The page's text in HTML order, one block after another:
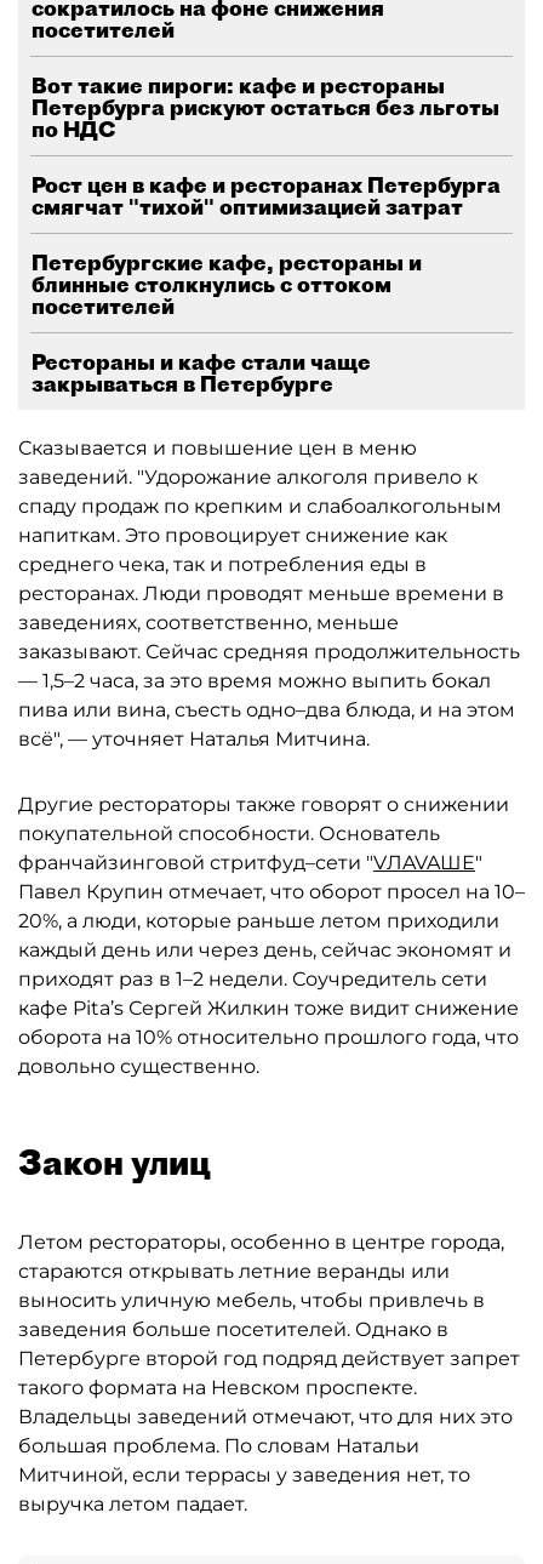
сократилось на фоне снижения
посетителей
Вот такие пироги: кафе и рестораны
Петербурга рискуют остаться без льготы
по НДС
Рост цен в кафе и ресторанах Петербурга
смягчат "тихой" оптимизацией затрат
Петербургские кафе, рестораны и
блинные столкнулись с оттоком
посетителей
Рестораны и кафе стали чаще
закрываться в Петербурге
Сказывается и повышение цен в меню
заведений. "Удорожание алкоголя привело к
спаду продаж по крепким и слабоалкогольным
напиткам. Это провоцирует снижение как
среднего чека, так и потребления еды в
ресторанах. Люди проводят меньше времени в
заведениях, соответственно, меньше
заказывают. Сейчас средняя продолжительность
— 1,5–2 часа, за это время можно выпить бокал
пива или вина, съесть одно–два блюда, и на этом
всё", — уточняет Наталья Митчина.
Другие рестораторы также говорят о снижении
покупательной способности. Основатель
франчайзинговой стритфуд–сети "VЛAVAШЕ"
Павел Крупин отмечает, что оборот просел на 10–
20%, а люди, которые раньше летом приходили
каждый день или через день, сейчас экономят и
приходят раз в 1–2 недели. Соучредитель сети
кафе Pita’s Сергей Жилкин тоже видит снижение
оборота на 10% относительно прошлого года, что
довольно существенно.
Закон улиц
Летом рестораторы, особенно в центре города,
стараются открывать летние веранды или
выносить уличную мебель, чтобы привлечь в
заведения больше посетителей. Однако в
Петербурге второй год подряд действует запрет
такого формата на Невском проспекте.
Владельцы заведений отмечают, что для них это
большая проблема. По словам Натальи
Митчиной, если террасы у заведения нет, то
выручка летом падает.